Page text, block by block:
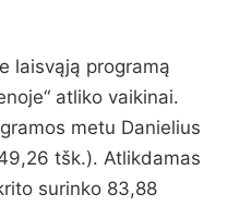
laisvąją programą
atliko vaikinai.
metu Danielius
tšk.). Atlikdamas
surinko 83,88